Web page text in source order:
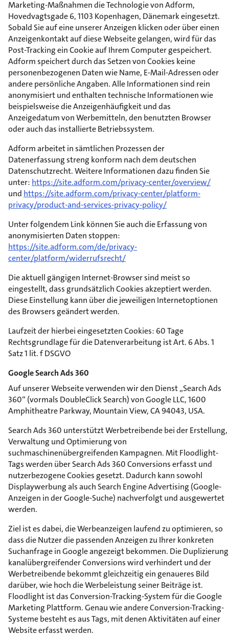
Marketing-Maßnahmen die Technologie von Adform,
Hovedvagtsgade 6, 1103 Kopenhagen, Dänemark eingesetzt.
Sobald Sie auf eine unserer Anzeigen klicken oder über einen
Anzeigenkontakt auf diese Webseite gelangen, wird für das
Post-Tracking ein Cookie auf Ihrem Computer gespeichert.
Adform speichert durch das Setzen von Cookies keine
personenbezogenen Daten wie Name, E-Mail-Adressen oder
andere persönliche Angaben. Alle Informationen sind rein
anonymisiert und enthalten technische Informationen wie
beispielsweise die Anzeigenhäufigkeit und das
Anzeigedatum von Werbemitteln, den benutzten Browser
oder auch das installierte Betriebssystem.
Adform arbeitet in sämtlichen Prozessen der
Datenerfassung streng konform nach dem deutschen
Datenschutzrecht. Weitere Informationen dazu finden Sie
unter: https://site.adform.com/privacy-center/overview/
und https://site.adform.com/privacy-center/platform-
privacy/product-and-services-privacy-policy/
Unter folgendem Link können Sie auch die Erfassung von
anonymisierten Daten stoppen:
https://site.adform.com/de/privacy-
center/platform/widerrufsrecht/
Die aktuell gängigen Internet-Browser sind meist so
eingestellt, dass grundsätzlich Cookies akzeptiert werden.
Diese Einstellung kann über die jeweiligen Internetoptionen
des Browsers geändert werden.
Laufzeit der hierbei eingesetzten Cookies: 60 Tage
Rechtsgrundlage für die Datenverarbeitung ist Art. 6 Abs. 1
Satz 1 lit. f DSGVO
Google Search Ads 360
Auf unserer Webseite verwenden wir den Dienst „Search Ads
360“ (vormals DoubleClick Search) von Google LLC, 1600
Amphitheatre Parkway, Mountain View, CA 94043, USA.
Search Ads 360 unterstützt Werbetreibende bei der Erstellung,
Verwaltung und Optimierung von
suchmaschinenübergreifenden Kampagnen. Mit Floodlight-
Tags werden über Search Ads 360 Conversions erfasst und
nutzerbezogene Cookies gesetzt. Dadurch kann sowohl
Displaywerbung als auch Search Engine Advertising (Google-
Anzeigen in der Google-Suche) nachverfolgt und ausgewertet
werden.
Ziel ist es dabei, die Werbeanzeigen laufend zu optimieren, so
dass die Nutzer die passenden Anzeigen zu Ihrer konkreten
Suchanfrage in Google angezeigt bekommen. Die Duplizierung
kanalübergreifender Conversions wird verhindert und der
Werbetreibende bekommt gleichzeitig ein genaueres Bild
darüber, wie hoch die Werbeleistung seiner Beiträge ist.
Floodlight ist das Conversion-Tracking-System für die Google
Marketing Plattform. Genau wie andere Conversion-Tracking-
Systeme besteht es aus Tags, mit denen Aktivitäten auf einer
Website erfasst werden.